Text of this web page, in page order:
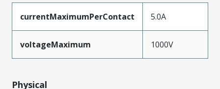
currentMaximumPerContact 5.0A
voltageMaximum 1000V
Physical